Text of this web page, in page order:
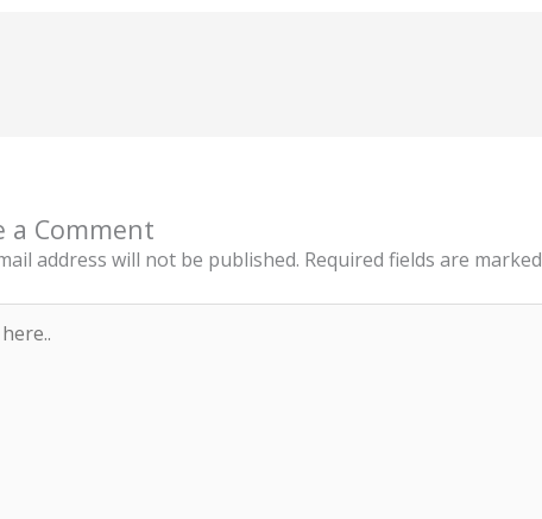
a Comment
address will not be published. Required fields are marked